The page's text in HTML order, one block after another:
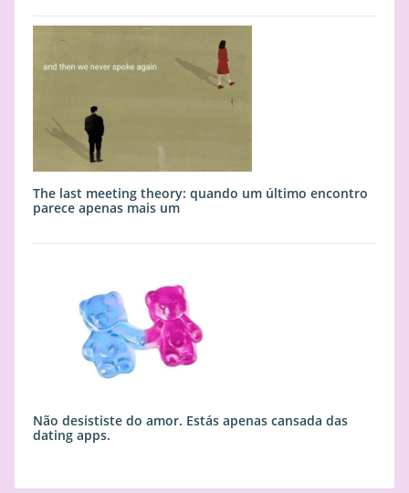
The last meeting theory: quando um último encontro
parece apenas mais um
Não desististe do amor. Estás apenas cansada das
dating apps.